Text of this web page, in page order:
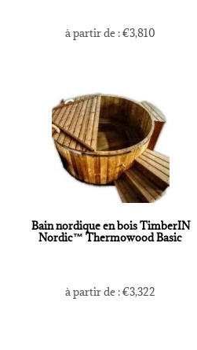
à partir de :€3,810
Bain nordique en bois TimberIN
Nordic™ Thermowood Basic
à partir de :€3,322